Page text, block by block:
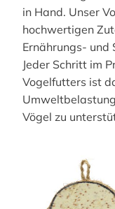
in Hand. Unser
hochwertigen
Ernährungs- und
Jeder Schritt im
Vogelfutters ist
Vögel zu